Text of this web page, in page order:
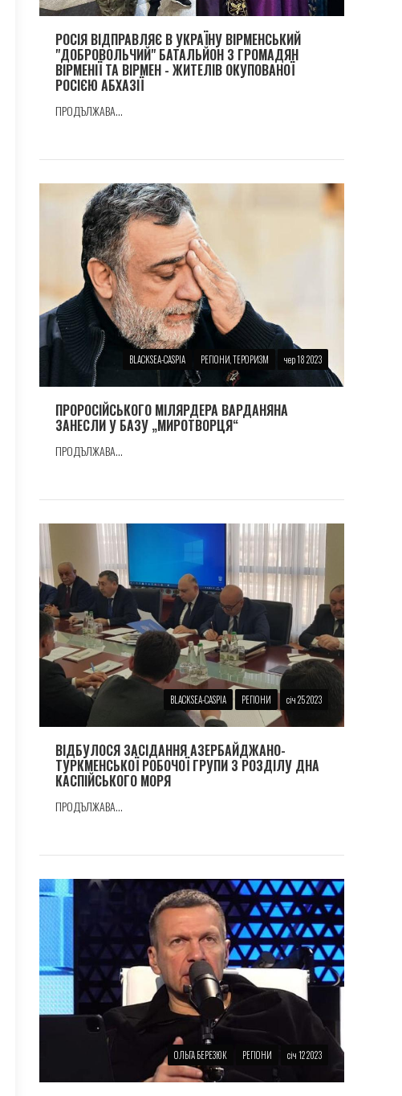
РОСІЯ ВІДПРАВЛЯЄ В УКРАЇНУ ВІРМЕНСЬКИЙ
"ДОБРОВОЛЬЧИЙ" БАТАЛЬЙОН З ГРОМАДЯН
ВІРМЕНІЇ ТА ВІРМЕН - ЖИТЕЛІВ ОКУПОВАНОЇ
РОСІЄЮ АБХАЗІЇ
ПРОДЪЛЖАВА...
BLACKSEA-CASPIA РЕГІОНИ, ТЕРОРИЗМ чер 18 2023
ПРОРОСIЙСЬКОГО МIЛЯРДЕРА ВАРДАНЯНА
ЗАНЕСЛИ У БАЗУ „МИРОТВОРЦЯ“
ПРОДЪЛЖАВА...
BLACKSEA-CASPIA РЕГІОНИ січ 25 2023
ВІДБУЛОСЯ ЗАСІДАННЯ АЗЕРБАЙДЖАНО-
ТУРКМЕНСЬКОЇ РОБОЧОЇ ГРУПИ З РОЗДІЛУ ДНА
КАСПІЙСЬКОГО МОРЯ
ПРОДЪЛЖАВА...
ОЛЬГА БЕРЕЗЮК РЕГІОНИ січ 12 2023